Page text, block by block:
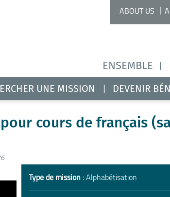
ENSEMBLE
ABOUT US
UNE MISSION DEVENIR
pour cours de français
Type de mission: Alphabétisation